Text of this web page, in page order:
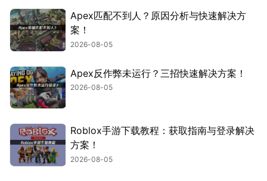
Apex匹配不到人？原因分析与快速解决方
案！
2026-08-05
Apex反作弊未运行？三招快速解决方案！
2026-08-05
Roblox手游下载教程：获取指南与登录解决
方案！
2026-08-05